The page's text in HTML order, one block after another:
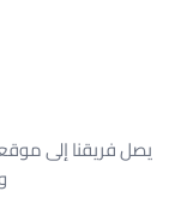
يصل فريقنا إلى